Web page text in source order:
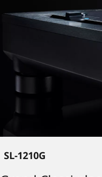
SL-1210G